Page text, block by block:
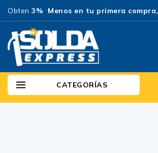
Obten 3% Menos en tu primera compra,
CATEGORÍAS